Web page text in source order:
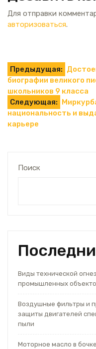
Для отправки
авторизоваться.
Навигация
по
записям
Предыдущая:
биографии великого
школьников 9 класса
Следующая:
национальность и
карьере
Поиск
Виды технической
промышленных
Воздушные фильтры и
защиты двигателей
пыли
Моторное масло в